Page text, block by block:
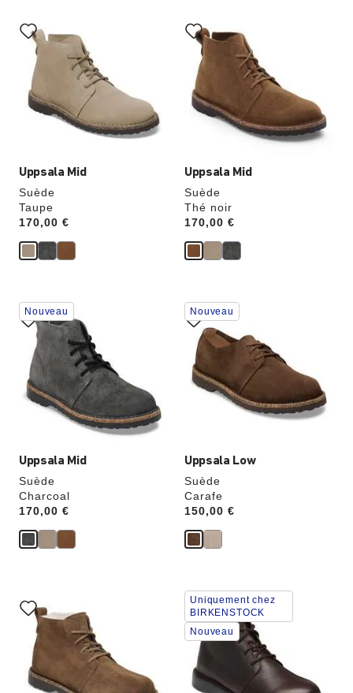
Uppsala Mid
Suède
Taupe
Price:
170,00 €
sur
les
échantillons
couleurs
modifiera
l’image
Uppsala Mid
Suède
Thé noir
Price:
170,00 €
sur
les
échantillons
couleurs
modifiera
l’image
Uppsala Mid
Suède
Charcoal
Price:
170,00 €
Cliquer
sur
les
échantillons
couleurs
modifiera
l’image
Nouveau
Uppsala Low
Suède
Carafe
Price:
150,00 €
Cliquer
sur
les
échantillons
couleurs
modifiera
Nouveau
sur
les
échantillons
couleurs
modifiera
l’image
Cliquer
sur
les
échantillons
couleurs
modifiera
l’image
Uniquement chez
BIRKENSTOCK
Nouveau